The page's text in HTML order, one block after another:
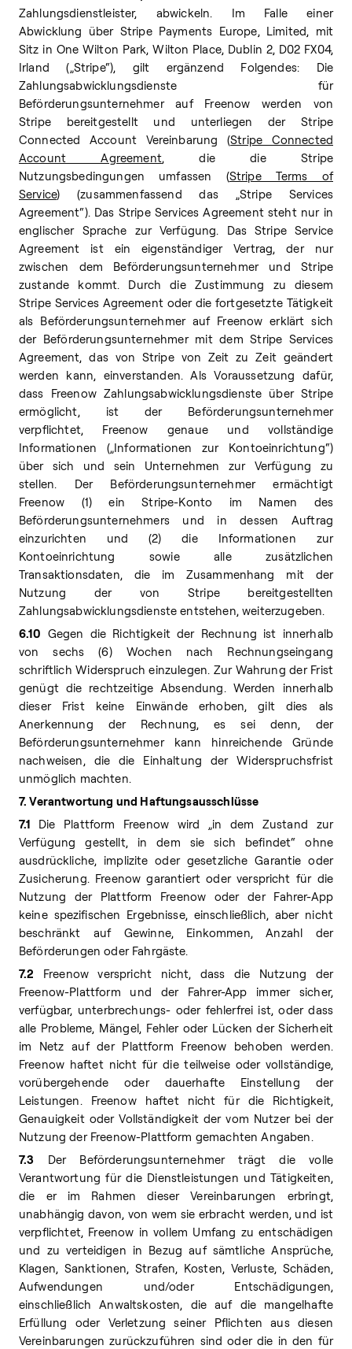
Zahlungsdienstleister, abwickeln. Im Falle einer
Abwicklung über Stripe Payments Europe, Limited, mit
Sitz in One Wilton Park, Wilton Place, Dublin 2, D02 FX04,
Irland („Stripe“), gilt ergänzend Folgendes: Die
Zahlungsabwicklungsdienste für
Beförderungsunternehmer auf Freenow werden von
Stripe bereitgestellt und unterliegen der Stripe
Connected Account Vereinbarung (Stripe Connected
Account Agreement, die die Stripe
Nutzungsbedingungen umfassen (Stripe Terms of
Service) (zusammenfassend das „Stripe Services
Agreement“). Das Stripe Services Agreement steht nur in
englischer Sprache zur Verfügung. Das Stripe Service
Agreement ist ein eigenständiger Vertrag, der nur
zwischen dem Beförderungsunternehmer und Stripe
zustande kommt. Durch die Zustimmung zu diesem
Stripe Services Agreement oder die fortgesetzte Tätigkeit
als Beförderungsunternehmer auf Freenow erklärt sich
der Beförderungsunternehmer mit dem Stripe Services
Agreement, das von Stripe von Zeit zu Zeit geändert
werden kann, einverstanden. Als Voraussetzung dafür,
dass Freenow Zahlungsabwicklungsdienste über Stripe
ermöglicht, ist der Beförderungsunternehmer
verpflichtet, Freenow genaue und vollständige
Informationen („Informationen zur Kontoeinrichtung“)
über sich und sein Unternehmen zur Verfügung zu
stellen. Der Beförderungsunternehmer ermächtigt
Freenow (1) ein Stripe-Konto im Namen des
Beförderungsunternehmers und in dessen Auftrag
einzurichten und (2) die Informationen zur
Kontoeinrichtung sowie alle zusätzlichen
Transaktionsdaten, die im Zusammenhang mit der
Nutzung der von Stripe bereitgestellten
Zahlungsabwicklungsdienste entstehen, weiterzugeben.
6.10 Gegen die Richtigkeit der Rechnung ist innerhalb
von sechs (6) Wochen nach Rechnungseingang
schriftlich Widerspruch einzulegen. Zur Wahrung der Frist
genügt die rechtzeitige Absendung. Werden innerhalb
dieser Frist keine Einwände erhoben, gilt dies als
Anerkennung der Rechnung, es sei denn, der
Beförderungsunternehmer kann hinreichende Gründe
nachweisen, die die Einhaltung der Widerspruchsfrist
unmöglich machten.
7. Verantwortung und Haftungsausschlüsse
7.1 Die Plattform Freenow wird „in dem Zustand zur
Verfügung gestellt, in dem sie sich befindet“ ohne
ausdrückliche, implizite oder gesetzliche Garantie oder
Zusicherung. Freenow garantiert oder verspricht für die
Nutzung der Plattform Freenow oder der Fahrer-App
keine spezifischen Ergebnisse, einschließlich, aber nicht
beschränkt auf Gewinne, Einkommen, Anzahl der
Beförderungen oder Fahrgäste.
7.2 Freenow verspricht nicht, dass die Nutzung der
Freenow-Plattform und der Fahrer-App immer sicher,
verfügbar, unterbrechungs- oder fehlerfrei ist, oder dass
alle Probleme, Mängel, Fehler oder Lücken der Sicherheit
im Netz auf der Plattform Freenow behoben werden.
Freenow haftet nicht für die teilweise oder vollständige,
vorübergehende oder dauerhafte Einstellung der
Leistungen. Freenow haftet nicht für die Richtigkeit,
Genauigkeit oder Vollständigkeit der vom Nutzer bei der
Nutzung der Freenow-Plattform gemachten Angaben.
7.3 Der Beförderungsunternehmer trägt die volle
Verantwortung für die Dienstleistungen und Tätigkeiten,
die er im Rahmen dieser Vereinbarungen erbringt,
unabhängig davon, von wem sie erbracht werden, und ist
verpflichtet, Freenow in vollem Umfang zu entschädigen
und zu verteidigen in Bezug auf sämtliche Ansprüche,
Klagen, Sanktionen, Strafen, Kosten, Verluste, Schäden,
Aufwendungen und/oder Entschädigungen,
einschließlich Anwaltskosten, die auf die mangelhafte
Erfüllung oder Verletzung seiner Pflichten aus diesen
Vereinbarungen zurückzuführen sind oder die in den für